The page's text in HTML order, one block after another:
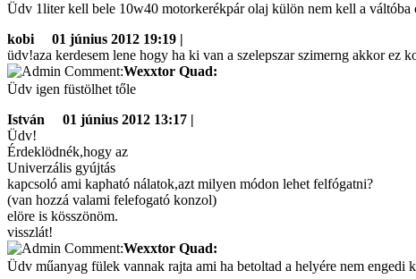
Üdv 1liter kell bele 10w40 motorkerékpár olaj külön nem kell a váltóba
kobi
01 június 2012 19:19 |
üdv!aza kerdesem lene hogy ha ki van a szelepszar szimerng akkor ez
Wexxtor Quad:
Üdv igen füstölhet tőle
István
01 június 2012 13:17 |
Üdv!
Érdeklödnék,hogy az
Univerzális gyújtás
kapcsoló ami kapható nálatok,azt milyen módon lehet felfógatni?
(van hozzá valami felefogató konzol)
elöre is kösszönöm.
visszlát!
Wexxtor Quad:
Üdv műanyag fülek vannak rajta ami ha betoltad a helyére nem engedi